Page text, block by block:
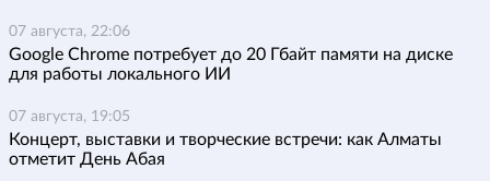
07 августа, 22:06
Google Chrome потребует до 20 Гбайт памяти на диске
для работы локального ИИ
07 августа, 19:05
Концерт, выставки и творческие встречи: как Алматы
отметит День Абая